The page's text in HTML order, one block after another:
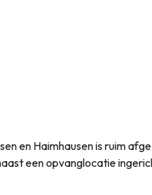
en Haimhausen is ruim
een opvanglocatie